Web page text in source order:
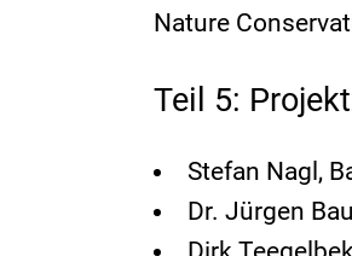
Nature
Teil 5:
Stefan Nagl,
Dr. Jürgen